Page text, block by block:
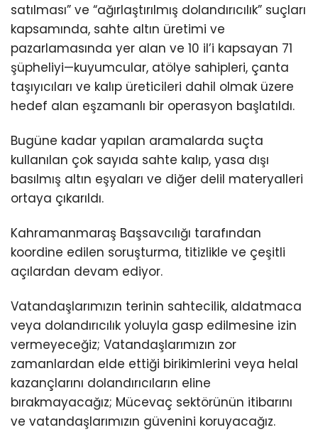
satılması” ve “ağırlaştırılmış dolandırıcılık” suçları
kapsamında, sahte altın üretimi ve
pazarlamasında yer alan ve 10 il’i kapsayan 71
şüpheliyi—kuyumcular, atölye sahipleri, çanta
taşıyıcıları ve kalıp üreticileri dahil olmak üzere
hedef alan eşzamanlı bir operasyon başlatıldı.
Bugüne kadar yapılan aramalarda suçta
kullanılan çok sayıda sahte kalıp, yasa dışı
basılmış altın eşyaları ve diğer delil materyalleri
ortaya çıkarıldı.
Kahramanmaraş Başsavcılığı tarafından
koordine edilen soruşturma, titizlikle ve çeşitli
açılardan devam ediyor.
Vatandaşlarımızın terinin sahtecilik, aldatmaca
veya dolandırıcılık yoluyla gasp edilmesine izin
vermeyeceğiz; Vatandaşlarımızın zor
zamanlardan elde ettiği birikimlerini veya helal
kazançlarını dolandırıcıların eline
bırakmayacağız; Mücevaç sektörünün itibarını
ve vatandaşlarımızın güvenini koruyacağız.